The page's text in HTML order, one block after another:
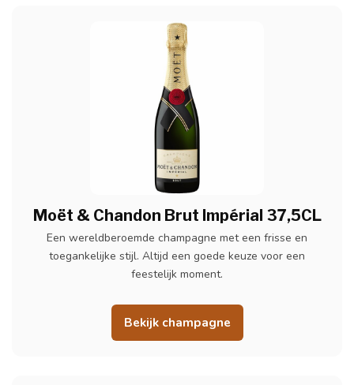
Moët & Chandon Brut Impérial 37,5CL
Een wereldberoemde champagne met een frisse en
toegankelijke stijl. Altijd een goede keuze voor een
feestelijk moment.
Bekijk champagne